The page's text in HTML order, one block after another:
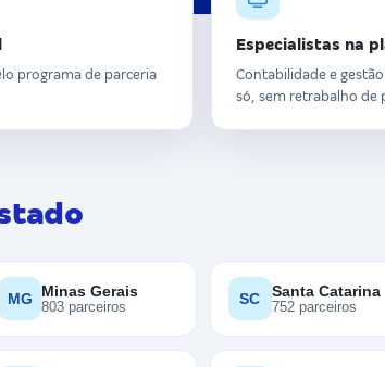
programa de parceria
Especialistas na
Contabilidade e
só, sem retrabalho de
MG Minas Gerais
803 parceiros SC Santa Catarina
752 parceiros